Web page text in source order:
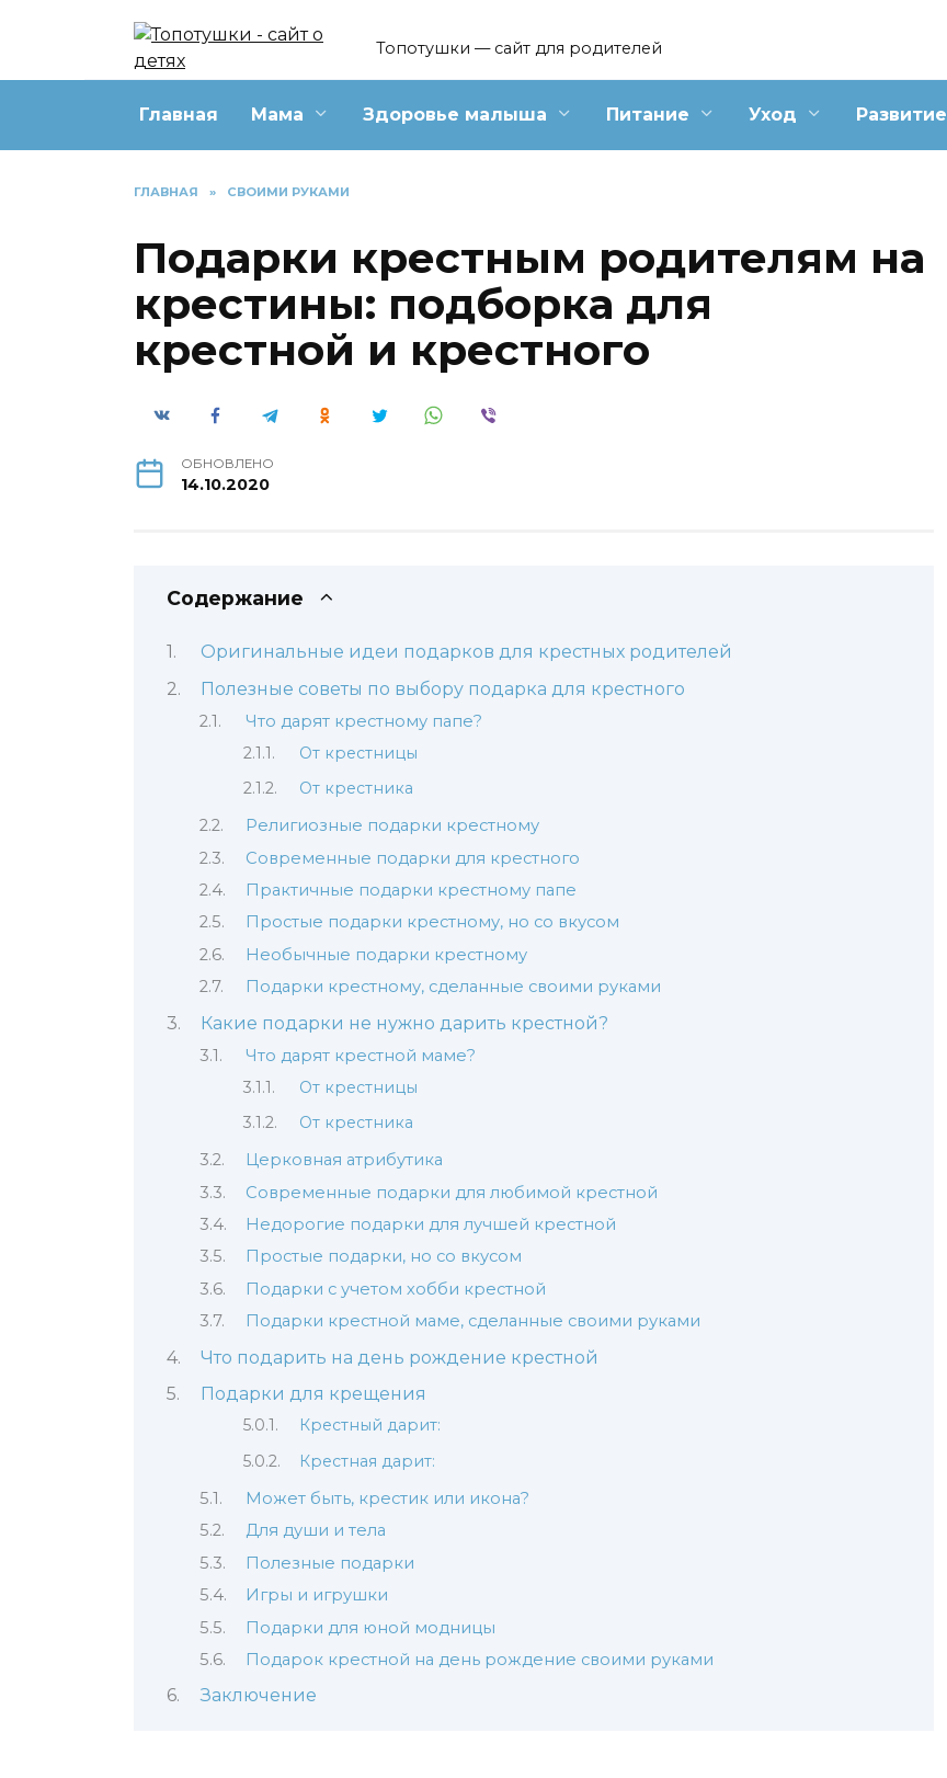
Топотушки — сайт для родителей
Главная Мама Здоровье малыша Питание Уход Развитие
ГЛАВНАЯ » СВОИМИ РУКАМИ
Подарки крестным родителям на
крестины: подборка для
крестной и крестного
ОБНОВЛЕНО
14.10.2020
Содержание
Оригинальные идеи подарков для крестных родителей
Полезные советы по выбору подарка для крестного
Что дарят крестному папе?
От крестницы
От крестника
Религиозные подарки крестному
Современные подарки для крестного
Практичные подарки крестному папе
Простые подарки крестному, но со вкусом
Необычные подарки крестному
Подарки крестному, сделанные своими руками
Какие подарки не нужно дарить крестной?
Что дарят крестной маме?
От крестницы
От крестника
Церковная атрибутика
Современные подарки для любимой крестной
Недорогие подарки для лучшей крестной
Простые подарки, но со вкусом
Подарки с учетом хобби крестной
Подарки крестной маме, сделанные своими руками
Что подарить на день рождение крестной
Подарки для крещения
Крестный дарит:
Крестная дарит:
Может быть, крестик или икона?
Для души и тела
Полезные подарки
Игры и игрушки
Подарки для юной модницы
Подарок крестной на день рождение своими руками
Заключение